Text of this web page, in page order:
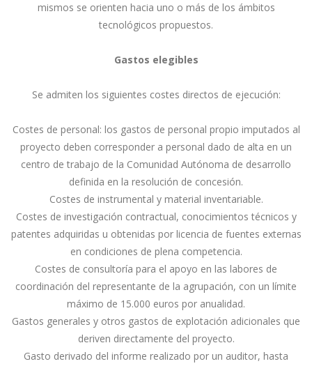
mismos se orienten hacia uno o más de los ámbitos
tecnológicos propuestos.
Gastos elegibles
Se admiten los siguientes costes directos de ejecución:
Costes de personal: los gastos de personal propio imputados al
proyecto deben corresponder a personal dado de alta en un
centro de trabajo de la Comunidad Autónoma de desarrollo
definida en la resolución de concesión.
Costes de instrumental y material inventariable.
Costes de investigación contractual, conocimientos técnicos y
patentes adquiridas u obtenidas por licencia de fuentes externas
en condiciones de plena competencia.
Costes de consultoría para el apoyo en las labores de
coordinación del representante de la agrupación, con un límite
máximo de 15.000 euros por anualidad.
Gastos generales y otros gastos de explotación adicionales que
deriven directamente del proyecto.
Gasto derivado del informe realizado por un auditor, hasta